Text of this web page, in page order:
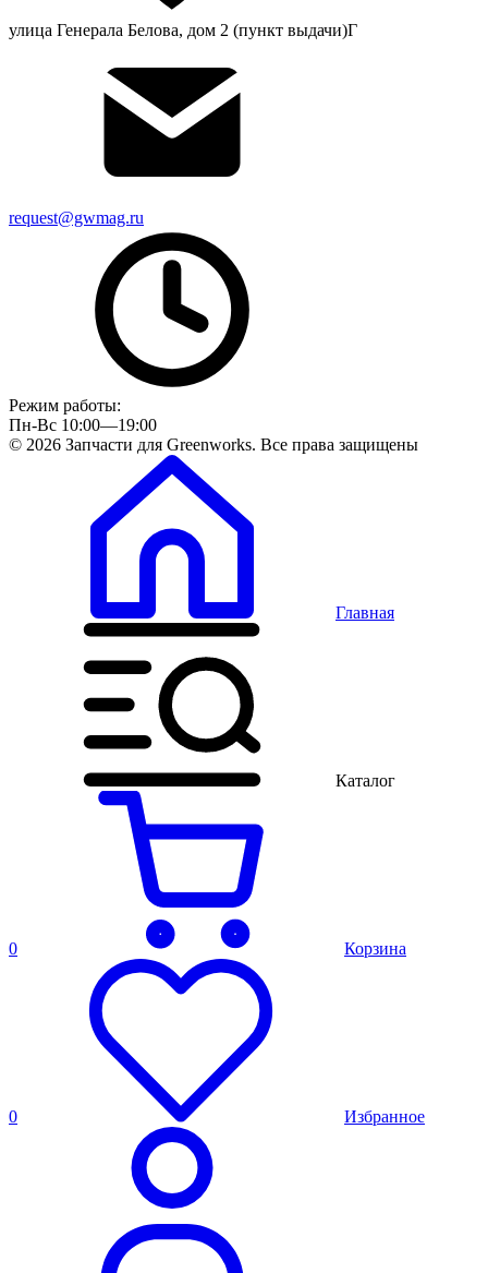
улица Генерала Белова, дом 2 (пункт выдачи)Г
request@gwmag.ru
Режим работы:
Пн-Вс 10:00—19:00
© 2026 Запчасти для Greenworks. Все права защищены
Главная
Каталог
0 Корзина
0 Избранное